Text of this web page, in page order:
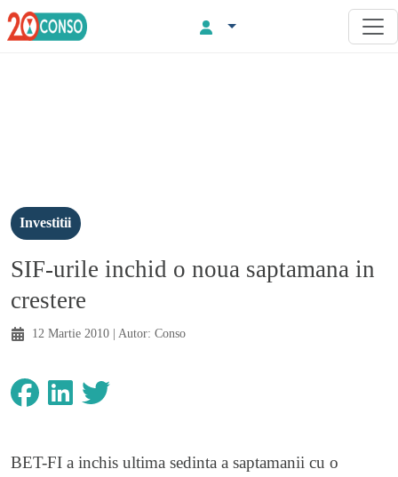
Investitii
SIF-urile inchid o noua saptamana in
crestere
12 Martie 2010 | Autor: Conso
BET-FI a inchis ultima sedinta a saptamanii cu o